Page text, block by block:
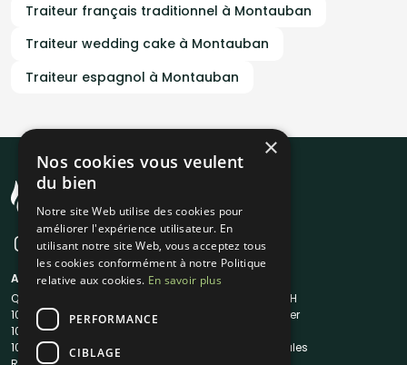
Traiteur français traditionnel à Montauban
Traiteur wedding cake à Montauban
Traiteur espagnol à Montauban
A propos
Qui sommes-nous ?
1001Salles
1001Salles PRO
1001DJ
Liens utiles
Traiteur en 48H
Nous contacter
Mentions légales
×
Nos cookies vous veulent
du bien
Notre site Web utilise des cookies pour
améliorer l'expérience utilisateur. En
utilisant notre site Web, vous acceptez tous
les cookies conformément à notre Politique
relative aux cookies. En savoir plus
PERFORMANCE
CIBLAGE